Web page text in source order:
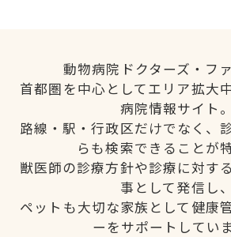
動物病院ドクターズ・フ
首都圏を中心としてエリア拡大
病院情報サイト。
路線・駅・行政区だけでなく、
らも検索できることが
獣医師の診療方針や診療に対す
事として発信し、
ペットも大切な家族として健康
ーをサポートしていま